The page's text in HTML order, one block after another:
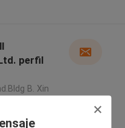
perfil
B. Xin
Hua District,